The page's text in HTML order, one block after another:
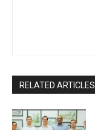
RELATED ARTICLES